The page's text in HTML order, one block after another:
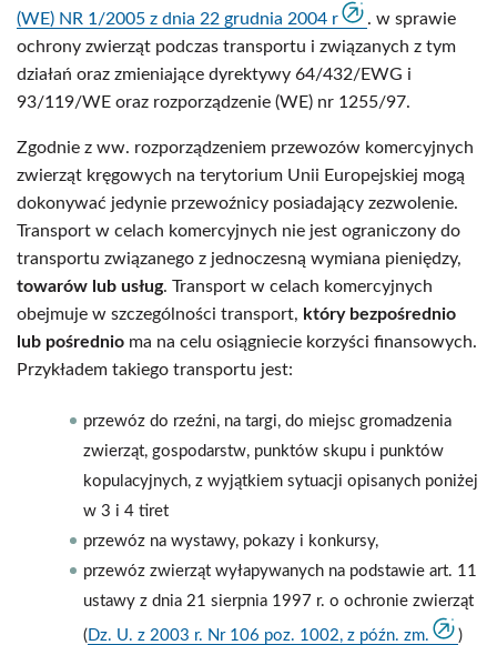
(WE) NR 1/2005 z dnia 22 grudnia 2004 r
. w sprawie
ochrony zwierząt podczas transportu i związanych z tym
działań oraz zmieniające dyrektywy 64/432/EWG i
93/119/WE oraz rozporządzenie (WE) nr 1255/97.
Zgodnie z ww. rozporządzeniem przewozów komercyjnych
zwierząt kręgowych na terytorium Unii Europejskiej mogą
dokonywać jedynie przewoźnicy posiadający zezwolenie.
Transport w celach komercyjnych nie jest ograniczony do
transportu związanego z jednoczesną wymiana pieniędzy,
towarów lub usług. Transport w celach komercyjnych
obejmuje w szczególności transport, który bezpośrednio
lub pośrednio ma na celu osiągniecie korzyści finansowych.
Przykładem takiego transportu jest:
przewóz do rzeźni, na targi, do miejsc gromadzenia
zwierząt, gospodarstw, punktów skupu i punktów
kopulacyjnych, z wyjątkiem sytuacji opisanych poniżej
w 3 i 4 tiret
przewóz na wystawy, pokazy i konkursy,
przewóz zwierząt wyłapywanych na podstawie art. 11
ustawy z dnia 21 sierpnia 1997 r. o ochronie zwierząt
( Dz. U. z 2003 r. Nr 106 poz. 1002, z późn. zm.
)